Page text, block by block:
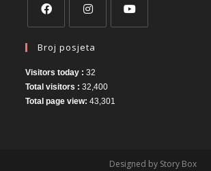
Broj posjeta
Visitors today :32
Total visitors :32,400
Total page view:43,301
Designed by Story Box